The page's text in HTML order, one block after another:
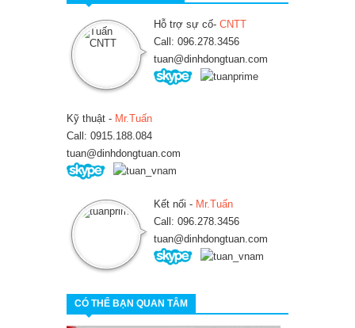
Hỗ trợ sự cố- CNTT
Call: 096.278.3456
tuan@dinhdongtuan.com
Kỹ thuật - Mr.Tuấn
Call: 0915.188.084
tuan@dinhdongtuan.com
Kết nối - Mr.Tuấn
Call: 096.278.3456
tuan@dinhdongtuan.com
CÓ THỂ BẠN QUAN TÂM